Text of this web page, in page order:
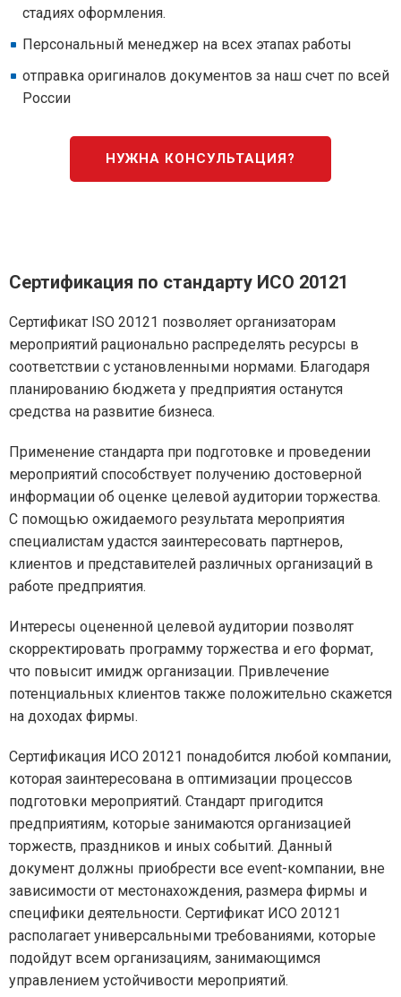
стадиях оформления.
Персональный менеджер на всех этапах работы
отправка оригиналов документов за наш счет по всей
России
НУЖНА КОНСУЛЬТАЦИЯ?
Сертификация по стандарту ИСО 20121
Сертификат ISO 20121 позволяет организаторам
мероприятий рационально распределять ресурсы в
соответствии с установленными нормами. Благодаря
планированию бюджета у предприятия останутся
средства на развитие бизнеса.
Применение стандарта при подготовке и проведении
мероприятий способствует получению достоверной
информации об оценке целевой аудитории торжества.
С помощью ожидаемого результата мероприятия
специалистам удастся заинтересовать партнеров,
клиентов и представителей различных организаций в
работе предприятия.
Интересы оцененной целевой аудитории позволят
скорректировать программу торжества и его формат,
что повысит имидж организации. Привлечение
потенциальных клиентов также положительно скажется
на доходах фирмы.
Сертификация ИСО 20121 понадобится любой компании,
которая заинтересована в оптимизации процессов
подготовки мероприятий. Стандарт пригодится
предприятиям, которые занимаются организацией
торжеств, праздников и иных событий. Данный
документ должны приобрести все event-компании, вне
зависимости от местонахождения, размера фирмы и
специфики деятельности. Сертификат ИСО 20121
располагает универсальными требованиями, которые
подойдут всем организациям, занимающимся
управлением устойчивости мероприятий.